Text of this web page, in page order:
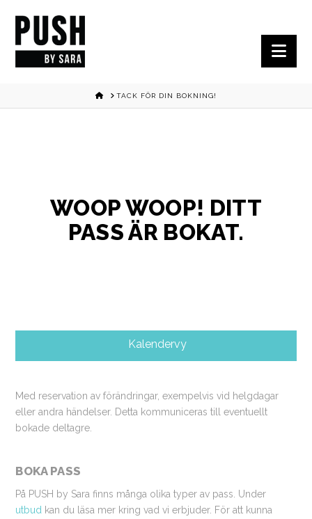
HOMETACK FÖR DIN BOKNING!
WOOP WOOP! DITT
PASS ÄR BOKAT.
Kalendervy
Med reservation av förändringar, exempelvis vid helgdagar
eller andra händelser. Detta kommuniceras till eventuellt
bokade deltagre.
BOKA PASS
På PUSH by Sara finns många olika typer av pass. Under
utbud kan du läsa mer kring vad vi erbjuder. För att kunna